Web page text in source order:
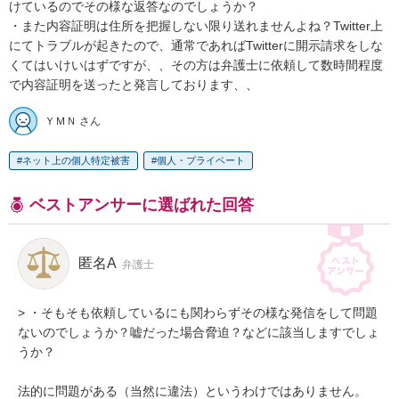
けているのでその様な返答なのでしょうか？
・また内容証明は住所を把握しない限り送れませんよね？Twitter上
にてトラブルが起きたので、通常であればTwitterに開示請求をしな
くてはいけいはずですが、、その方は弁護士に依頼して数時間程度
で内容証明を送ったと発言しております、、
ＹＭＮ さん
ネット上の個人特定被害 個人・プライベート
ベストアンサーに選ばれた回答
匿名A 弁護士
> ・そもそも依頼しているにも関わらずその様な発信をして問題
ないのでしょうか？嘘だった場合脅迫？などに該当しますでしょ
うか？
法的に問題がある（当然に違法）というわけではありません。